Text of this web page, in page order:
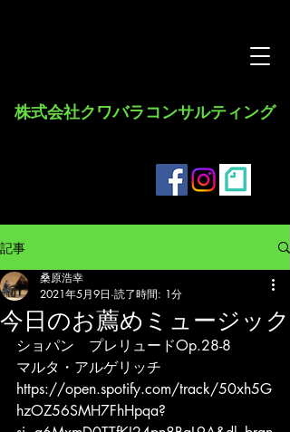
​株式会社クワバラコンサルティング
記事
今日のお薦めミュージック
桑原浩幸
2021年5月9日 読了時間: 1分
ショパン　プレリュードOp.28-8
マルタ・アルゲリッチ
https://open.spotify.com/track/50xh5G
hzOZ56SMH7FhHpqa?